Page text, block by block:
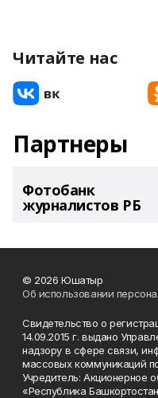
Читайте нас
Партнеры
Фотобанк
журналистов РБ
© 2026 Юшатыр
Об использовании
Свидетельство о
14.09.2015 г. выдано
надзору в сфере связи,
массовых коммуникаций
Учредитель: Акционерное
«Республика